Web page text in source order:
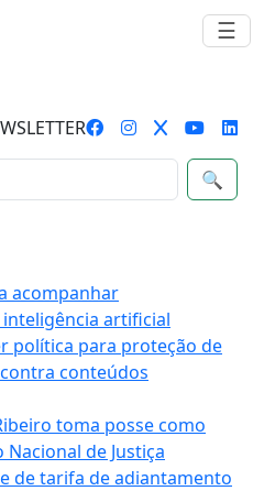
☰
🔍
acompanhar
artificial
política para proteção de
conteúdos
toma posse como
de Justiça
de tarifa de adiantamento